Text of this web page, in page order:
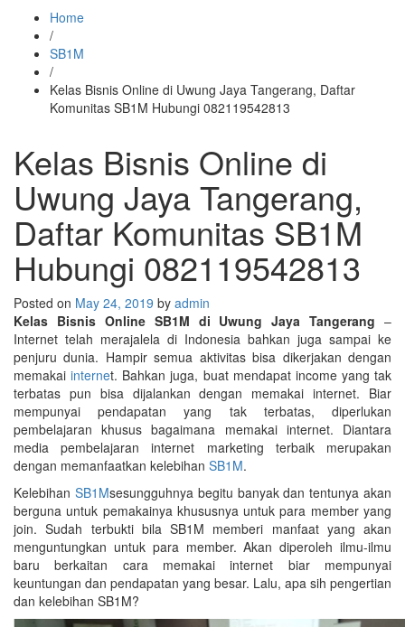
Home
/
SB1M
/
Kelas Bisnis Online di Uwung Jaya Tangerang, Daftar
Komunitas SB1M Hubungi 082119542813
Kelas Bisnis Online di
Uwung Jaya Tangerang,
Daftar Komunitas SB1M
Hubungi 082119542813
Posted on May 24, 2019 by admin
Kelas Bisnis Online SB1M di Uwung Jaya Tangerang –
Internet telah merajalela di Indonesia bahkan juga sampai ke
penjuru dunia. Hampir semua aktivitas bisa dikerjakan dengan
memakaiinternet. Bahkan juga, buat mendapat income yang tak
terbatas pun bisa dijalankan dengan memakai internet. Biar
mempunyai pendapatan yang tak terbatas, diperlukan
pembelajaran khusus bagaimana memakai internet. Diantara
media pembelajaran internet marketing terbaik merupakan
dengan memanfaatkan kelebihan SB1M.
Kelebihan SB1Msesungguhnya begitu banyak dan tentunya akan
berguna untuk pemakainya khususnya untuk para member yang
join. Sudah terbukti bila SB1M memberi manfaat yang akan
menguntungkan untuk para member. Akan diperoleh ilmu-ilmu
baru berkaitan cara memakai internet biar mempunyai
keuntungan dan pendapatan yang besar. Lalu, apa sih pengertian
dan kelebihan SB1M?